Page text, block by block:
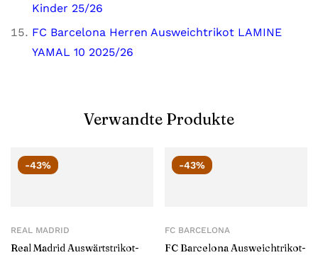
Kinder 25/26
FC Barcelona Herren Ausweichtrikot LAMINE
YAMAL 10 2025/26
Verwandte Produkte
-43%
REAL MADRID
Real Madrid Auswärtstrikot-
-43%
FC BARCELONA
FC Barcelona Ausweichtrikot-